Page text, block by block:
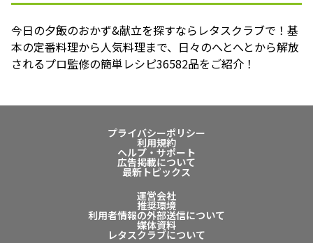
今日の夕飯のおかず&献立を探すならレタスクラブで！基
本の定番料理から人気料理まで、日々のへとへとから解放
されるプロ監修の簡単レシピ36582品をご紹介！
プライバシーポリシー
利用規約
ヘルプ・サポート
広告掲載について
最新トピックス
運営会社
推奨環境
利用者情報の外部送信について
媒体資料
レタスクラブについて